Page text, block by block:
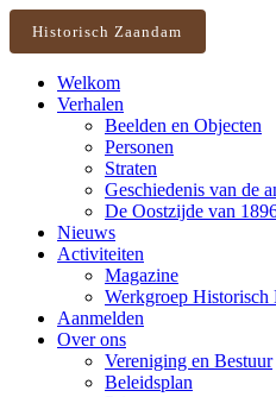
Historisch Zaandam
Welkom
Verhalen
Beelden en Objecten
Personen
Straten
Geschiedenis van de
De Oostzijde van
Nieuws
Activiteiten
Magazine
Werkgroep
Aanmelden
Over ons
Vereniging en Bestuur
Beleidsplan